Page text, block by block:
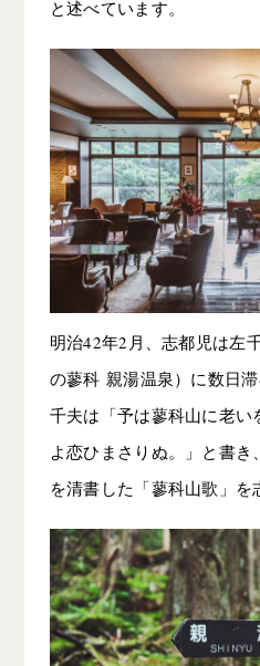
と述べています。
明治42年2月、志都児は左
の蓼科 親湯温泉）に数日
千夫は「予は蓼科山に老い
よ恋ひまさりぬ。」と書
を清書した「蓼科山歌」を